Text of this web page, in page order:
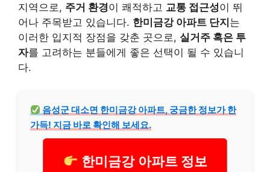
지역으로, 주거 환경이 쾌적하고 교통 접근성이 뛰
어나 주목받고 있습니다. 한미금강 아파트 단지는
이러한 입지적 장점을 갖춘 곳으로, 실거주 혹은 투
자를 고려하는 분들에게 좋은 선택이 될 수 있습니
다.
음성군 대소면 한미금강 아파트, 궁금한 정보가 한
가득! 지금 바로 확인해 보세요.
한미금강 아파트 정보